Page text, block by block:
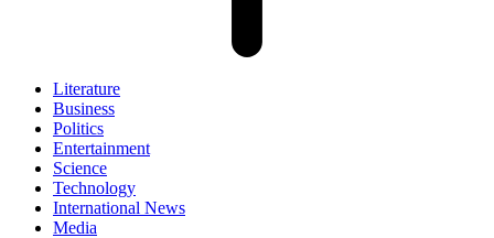
Literature
Business
Politics
Entertainment
Science
Technology
International News
Media